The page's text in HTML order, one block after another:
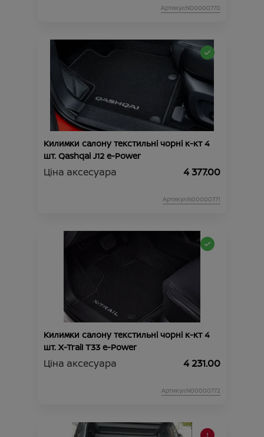
Артикул:N00000770
Килимки салону текстильні чорні к-кт 4
шт. Qashqai J12 e-Power
Ціна аксесуара 4 377.00
Артикул:N00000771
Килимки салону текстильні чорні к-кт 4
шт. X-Trail T33 e-Power
Ціна аксесуара 4 231.00
Артикул:N00000772